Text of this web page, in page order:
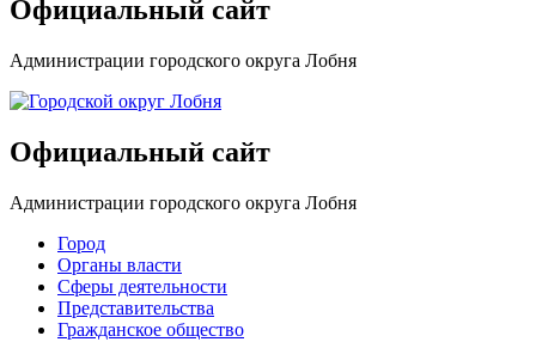
Официальный сайт
Администрации городского округа Лобня
Официальный сайт
Администрации городского округа Лобня
Город
Органы власти
Сферы деятельности
Представительства
Гражданское общество